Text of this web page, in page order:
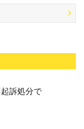
訴処分で